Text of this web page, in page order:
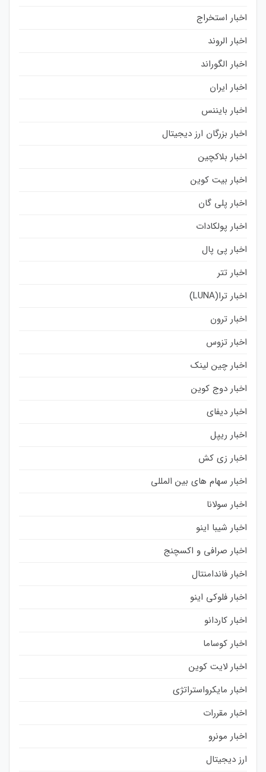
اخبار استخراج
اخبار الروند
اخبار الگوراند
اخبار ایران
اخبار بایننس
اخبار بزرگان ارز دیجیتال
اخبار بلاکچین
اخبار بیت کوین
اخبار پلی گان
اخبار پولکادات
اخبار پی پال
اخبار تتر
اخبار ترا(LUNA)
اخبار ترون
اخبار تزوس
اخبار چین لینک
اخبار دوج کوین
اخبار دیفای
اخبار ریپل
اخبار زی کش
اخبار سهام های بین المللی
اخبار سولانا
اخبار شیبا اینو
اخبار صرافی و اکسچنج
اخبار فاندامنتال
اخبار فلوکی اینو
اخبار کاردانو
اخبار کوساما
اخبار لایت کوین
اخبار مایکرواستراتژی
اخبار مقررات
اخبار مونرو
ارز دیجیتال